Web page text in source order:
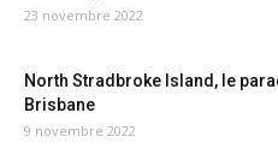
23 novembre 2022
North Stradbroke Island, le
Brisbane
9 novembre 2022